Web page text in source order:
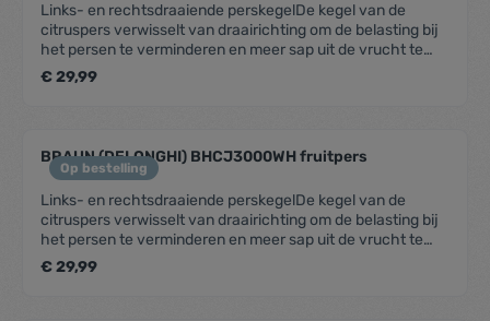
Links- en rechtsdraaiende perskegelDe kegel van de
citruspers verwisselt van draairichting om de belasting bij
het persen te verminderen en meer sap uit de vrucht te
krijgen.Automatisch starten/stoppenGeen extra knoppen
– druk het fruit simpelweg omlaag om het apparaat te
sapreservoir naar de gewenste stand te
draaien.Praktische weegschaalHeel handig voor een
fruitcocktails.Geschikt voor de vaatwasserEenvoudig en
tijdbesparend: alle onderdelen zijn in slechts een paar
stappen te demonteren en klaar voor de vaatwasser.
€ 29,99
Op bestelling
BRAUN (DELONGHI) BHCJ3000WH fruitpers
Links- en rechtsdraaiende perskegelDe kegel van de
citruspers verwisselt van draairichting om de belasting bij
het persen te verminderen en meer sap uit de vrucht te
krijgen.Automatisch starten/stoppenGeen extra knoppen
– druk het fruit simpelweg omlaag om het apparaat te
€ 29,99